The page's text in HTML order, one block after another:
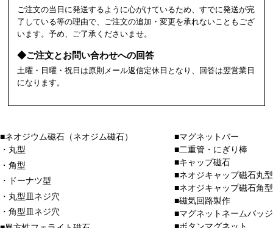
ご注文の当日に発送するように心がけているため、すでに発送が完
了している等の理由で、ご注文の追加・変更を承れないこともござ
います。予め、ご了承くださいませ。
◆ご注文とお問い合わせへの回答
土曜・日曜・祝日は原則メール返信定休日となり、回答は翌営業日
になります。
■ネオジウム磁石（ネオジム磁石）
・丸型
・角型
・ドーナツ型
・丸型皿ネジ穴
・角型皿ネジ穴
■マグネットバー
■二重管・にぎり棒
■キャップ磁石
■ネオジキャップ磁石丸型
■ネオジキャップ磁石角型
■磁気回路製作
■マグネットネームバッジ